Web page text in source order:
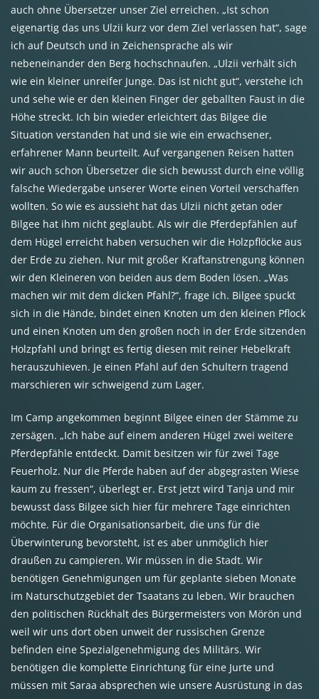
auch ohne Übersetzer unser Ziel erreichen. „Ist schon
eigenartig das uns Ulzii kurz vor dem Ziel verlassen hat“, sage
ich auf Deutsch und in Zeichensprache als wir
nebeneinander den Berg hochschnaufen. „Ulzii verhält sich
wie ein kleiner unreifer Junge. Das ist nicht gut“, verstehe ich
und sehe wie er den kleinen Finger der geballten Faust in die
Höhe streckt. Ich bin wieder erleichtert das Bilgee die
Situation verstanden hat und sie wie ein erwachsener,
erfahrener Mann beurteilt. Auf vergangenen Reisen hatten
wir auch schon Übersetzer die sich bewusst durch eine völlig
falsche Wiedergabe unserer Worte einen Vorteil verschaffen
wollten. So wie es aussieht hat das Ulzii nicht getan oder
Bilgee hat ihm nicht geglaubt. Als wir die Pferdepfählen auf
dem Hügel erreicht haben versuchen wir die Holzpflöcke aus
der Erde zu ziehen. Nur mit großer Kraftanstrengung können
wir den Kleineren von beiden aus dem Boden lösen. „Was
machen wir mit dem dicken Pfahl?“, frage ich. Bilgee spuckt
sich in die Hände, bindet einen Knoten um den kleinen Pflock
und einen Knoten um den großen noch in der Erde sitzenden
Holzpfahl und bringt es fertig diesen mit reiner Hebelkraft
herauszuhieven. Je einen Pfahl auf den Schultern tragend
marschieren wir schweigend zum Lager.
Im Camp angekommen beginnt Bilgee einen der Stämme zu
zersägen. „Ich habe auf einem anderen Hügel zwei weitere
Pferdepfähle entdeckt. Damit besitzen wir für zwei Tage
Feuerholz. Nur die Pferde haben auf der abgegrasten Wiese
kaum zu fressen“, überlegt er. Erst jetzt wird Tanja und mir
bewusst dass Bilgee sich hier für mehrere Tage einrichten
möchte. Für die Organisationsarbeit, die uns für die
Überwinterung bevorsteht, ist es aber unmöglich hier
draußen zu campieren. Wir müssen in die Stadt. Wir
benötigen Genehmigungen um für geplante sieben Monate
im Naturschutzgebiet der Tsaatans zu leben. Wir brauchen
den politischen Rückhalt des Bürgermeisters von Mörön und
weil wir uns dort oben unweit der russischen Grenze
befinden eine Spezialgenehmigung des Militärs. Wir
benötigen die komplette Einrichtung für eine Jurte und
müssen mit Saraa absprechen wie unsere Ausrüstung in das